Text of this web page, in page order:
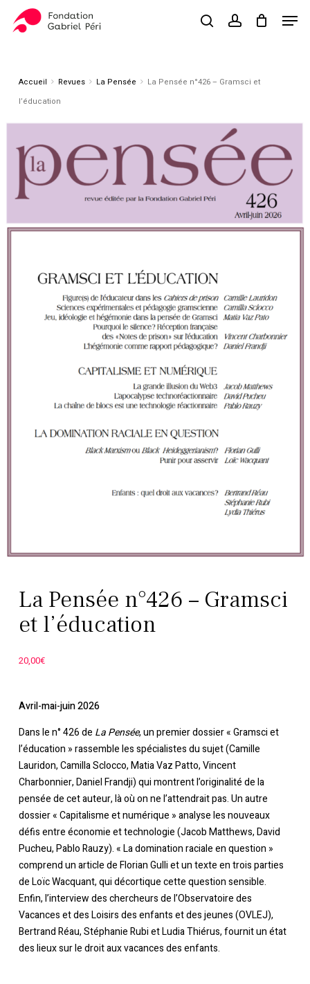
searchaccount
Panier Close
Accueil Revues La Pensée
La Pensée n°426 – Gramsci et
l’éducation
La Pensée n°426 – Gramsci
et l’éducation
20,00€
Avril-mai-juin 2026
Dans le n° 426 de La Pensée, un premier dossier « Gramsci et
l’éducation » rassemble les spécialistes du sujet (Camille
Lauridon, Camilla Sclocco, Matia Vaz Patto, Vincent
Charbonnier, Daniel Frandji) qui montrent l’originalité de la
pensée de cet auteur, là où on ne l’attendrait pas. Un autre
dossier « Capitalisme et numérique » analyse les nouveaux
défis entre économie et technologie (Jacob Matthews, David
Pucheu, Pablo Rauzy). « La domination raciale en question »
comprend un article de Florian Gulli et un texte en trois parties
de Loïc Wacquant, qui décortique cette question sensible.
Enfin, l’interview des chercheurs de l’Observatoire des
Vacances et des Loisirs des enfants et des jeunes (OVLEJ),
Bertrand Réau, Stéphanie Rubi et Ludia Thiérus, fournit un état
des lieux sur le droit aux vacances des enfants.